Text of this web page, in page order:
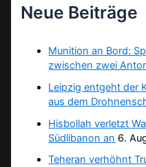
Neue Beiträge
Munition an Bord:
zwischen zwei
Leipzig entgeht der
aus dem
Hisbollah verletzt
Südlibanon an 6.
Teheran verhöhnt